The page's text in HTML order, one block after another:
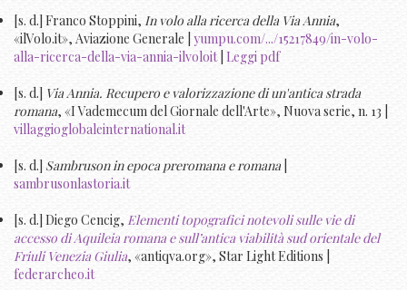
[s. d.] Franco Stoppini, In volo alla ricerca della Via Annia,
«ilVolo.it», Aviazione Generale | yumpu.com/.../15217849/in-volo-
alla-ricerca-della-via-annia-ilvoloit| Leggi pdf
[s. d.] Via Annia. Recupero e valorizzazione di un'antica strada
romana, «I Vademecum del Giornale dell'Arte», Nuova serie, n. 13 |
villaggioglobaleinternational.it
[s. d.] Sambruson in epoca preromana e romana
sambrusonlastoria.it
[s. d.] Diego Cencig, Elementi topografici notevoli sulle vie di
accesso di Aquileia romana e sull’antica viabilità sud orientale del
Friuli Venezia Giulia, «antiqva.org», Star Light Editions |
federarcheo.it